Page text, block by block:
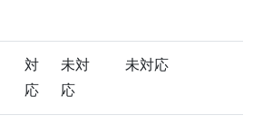
対
応
未対
応
未対応